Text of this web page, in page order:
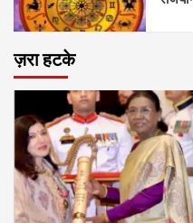
ज़रा हटके